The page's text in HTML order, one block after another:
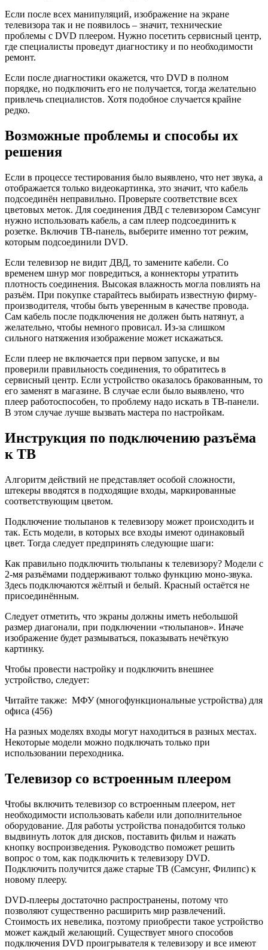
Если после всех манипуляций, изображение на экране
телевизора так и не появилось – значит, технические
проблемы с DVD плеером. Нужно посетить сервисный центр,
где специалисты проведут диагностику и по необходимости
ремонт.
Если после диагностики окажется, что DVD в полном
порядке, но подключить его не получается, тогда желательно
привлечь специалистов. Хотя подобное случается крайне
редко.
Возможные проблемы и способы их
решения
Если в процессе тестирования было выявлено, что нет звука, а
отображается только видеокартинка, это значит, что кабель
подсоединён неправильно. Проверьте соответствие всех
цветовых меток. Для соединения ДВД с телевизором Самсунг
нужно использовать кабель, а сам плеер подсоединить к
розетке. Включив ТВ-панель, выберите именно тот режим,
которым подсоединили DVD.
Если телевизор не видит ДВД, то замените кабели. Со
временем шнур мог повредиться, а коннекторы утратить
плотность соединения. Высокая влажность могла повлиять на
разъём. При покупке старайтесь выбирать известную фирму-
производителя, чтобы быть уверенным в качестве провода.
Сам кабель после подключения не должен быть натянут, а
желательно, чтобы немного провисал. Из-за слишком
сильного натяжения изображение может искажаться.
Если плеер не включается при первом запуске, и вы
проверили правильность соединения, то обратитесь в
сервисный центр. Если устройство оказалось бракованным, то
его заменят в магазине. В случае если было выявлено, что
плеер работоспособен, то проблему надо искать в ТВ-панели.
В этом случае лучше вызвать мастера по настройкам.
Инструкция по подключению разъёма
к ТВ
Алгоритм действий не представляет особой сложности,
штекеры вводятся в подходящие входы, маркированные
соответствующим цветом.
Подключение тюльпанов к телевизору может происходить и
так. Есть модели, в которых все входы имеют одинаковый
цвет. Тогда следует предпринять следующие шаги:
Как правильно подключить тюльпаны к телевизору? Модели с
2-мя разъёмами поддерживают только функцию моно-звука.
Здесь подключаются жёлтый и белый. Красный остаётся не
присоединённым.
Следует отметить, что экраны должны иметь небольшой
размер диагонали, при подключении «тюльпанов». Иначе
изображение будет размываться, показывать нечёткую
картинку.
Чтобы провести настройку и подключить внешнее
устройство, следует:
Читайте также: МФУ (многофункциональные устройства) для
офиса (456)
На разных моделях входы могут находиться в разных местах.
Некоторые модели можно подключать только при
использовании переходника.
Телевизор со встроенным плеером
Чтобы включить телевизор со встроенным плеером, нет
необходимости использовать кабели или дополнительное
оборудование. Для работы устройства понадобится только
выдвинуть лоток для дисков, поставить фильм и нажать
кнопку воспроизведения. Руководство поможет решить
вопрос о том, как подключить к телевизору DVD.
Подключить получится даже старые ТВ (Самсунг, Филипс) к
новому плееру.
DVD-плееры достаточно распространены, потому что
позволяют существенно расширить мир развлечений.
Стоимость их невелика, поэтому приобрести такое устройство
может каждый желающий. Существует много способов
подключения DVD проигрывателя к телевизору и все имеют